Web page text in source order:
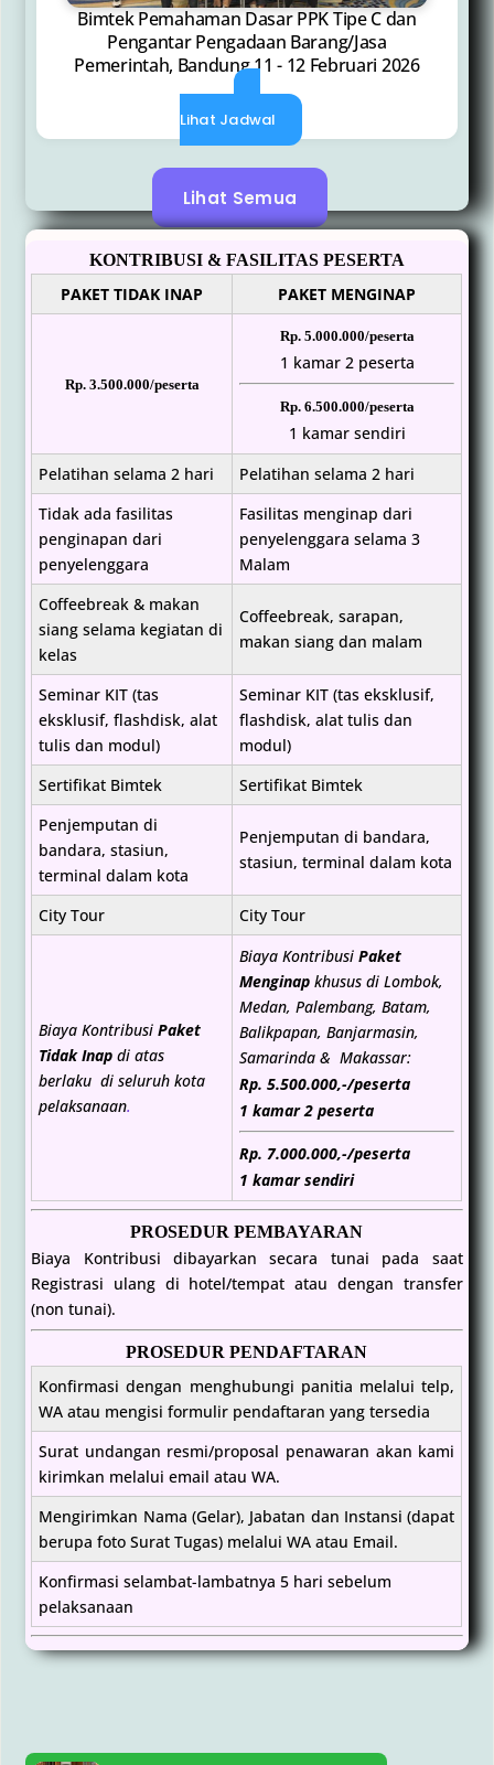
Bimtek Pemahaman Dasar PPK Tipe C dan
Pengantar Pengadaan Barang/Jasa
Pemerintah, Bandung 11 - 12 Februari 2026
Lihat Jadwal
Lihat Semua
KONTRIBUSI & FASILITAS PESERTA
PAKET TIDAK INAP PAKET MENGINAP
Rp. 3.500.000/peserta
Rp. 5.000.000/peserta
1 kamar 2 peserta
Rp. 6.500.000/peserta
1 kamar sendiri
Pelatihan selama 2 hari
Pelatihan selama 2 hari
Tidak ada fasilitas
penginapan dari
penyelenggara
Fasilitas menginap dari
penyelenggara selama 3
Malam
Coffeebreak & makan
siang selama kegiatan di
kelas
Coffeebreak, sarapan,
makan siang dan malam
Seminar KIT (tas
eksklusif, flashdisk, alat
tulis dan modul)
Seminar KIT (tas eksklusif,
flashdisk, alat tulis dan
modul)
Sertifikat Bimtek
Sertifikat Bimtek
Penjemputan di
bandara, stasiun,
terminal dalam kota
Penjemputan di bandara,
stasiun, terminal dalam kota
City Tour City Tour
Biaya KontribusiPaket
Tidak Inap di atas
berlaku di seluruh kota
pelaksanaan.
Biaya KontribusiPaket
Menginap khusus di Lombok,
Medan, Palembang, Batam,
Balikpapan, Banjarmasin,
Samarinda & Makassar:
Rp. 5.500.000,-/peserta
1 kamar 2 peserta
Rp. 7.000.000,-/peserta
1 kamar sendiri
PROSEDUR PEMBAYARAN
Biaya Kontribusi dibayarkan secara tunai pada saat
Registrasi ulang di hotel/tempat atau dengan transfer
(non tunai).
PROSEDUR PENDAFTARAN
Konfirmasi dengan menghubungi panitia melalui telp,
WA atau mengisi formulir pendaftaran yang tersedia
Surat undangan resmi/proposal penawaran akan kami
kirimkan melalui email atau WA.
Mengirimkan Nama (Gelar), Jabatan dan Instansi (dapat
berupa foto Surat Tugas) melalui WA atau Email.
Konfirmasi selambat-lambatnya 5 hari sebelum
pelaksanaan